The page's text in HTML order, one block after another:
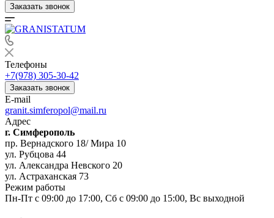
Заказать звонок
Телефоны
+7(978) 305-30-42
Заказать звонок
E-mail
granit.simferopol@mail.ru
Адрес
г. Симферополь
пр. Вернадского 18/ Мира 10
ул. Рубцова 44
ул. Александра Невского 20
ул. Астраханская 73
Режим работы
Пн-Пт с 09:00 до 17:00, Сб с 09:00 до 15:00, Вс выходной